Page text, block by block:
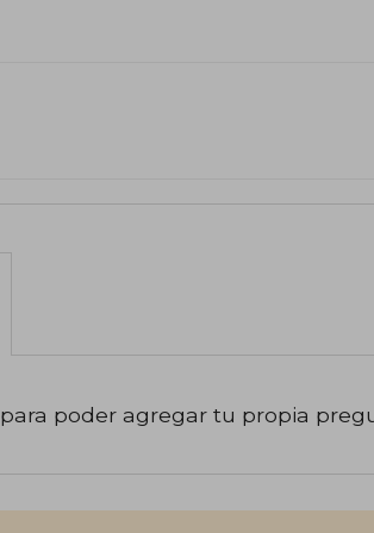
para poder agregar tu propia